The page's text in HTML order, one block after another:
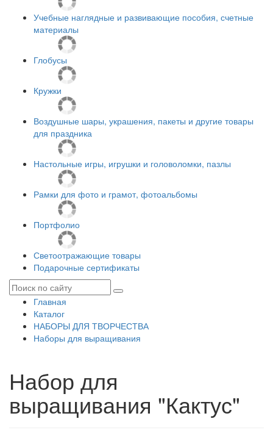
Учебные наглядные и развивающие пособия, счетные
материалы
Глобусы
Кружки
Воздушные шары, украшения, пакеты и другие товары
для праздника
Настольные игры, игрушки и головоломки, пазлы
Рамки для фото и грамот, фотоальбомы
Портфолио
Светоотражающие товары
Подарочные сертификаты
Главная
Каталог
НАБОРЫ ДЛЯ ТВОРЧЕСТВА
Наборы для выращивания
Набор для
выращивания "Кактус"